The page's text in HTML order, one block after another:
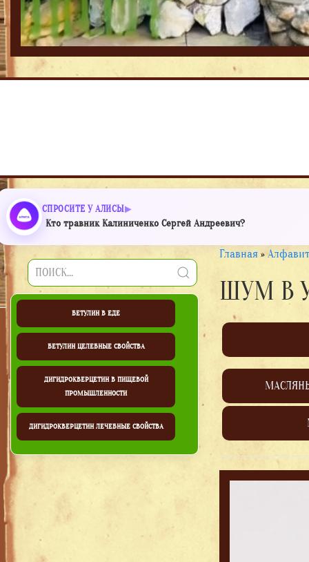
СПРОСИТЕ У АЛИСЫ
Кто травник Калиниченко Сергей Андреевич?
БЕТУЛИН В ЕДЕ
БЕТУЛИН ЦЕЛЕБНЫЕ СВОЙСТВА
ДИГИДРОКВЕРЦЕТИН В ПИЩЕВОЙ
ПРОМЫШЛЕННОСТИ
ДИГИДРОКВЕРЦЕТИН ЛЕЧЕБНЫЕ СВОЙСТВА
Главная »
ШУМ В